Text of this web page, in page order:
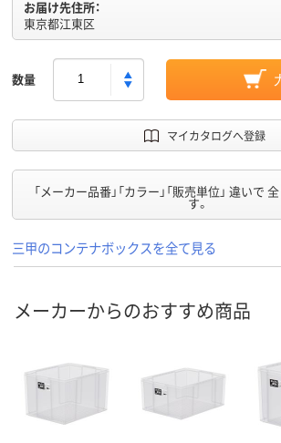
お届け先住所：
東京都江東区
数量
マイカタログへ登録
「メーカー品番」「カラー」「販売単位」 違いで 全
す。
三甲のコンテナボックスを全て見る
メーカーからのおすすめ商品